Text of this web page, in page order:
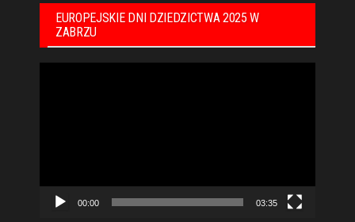
EUROPEJSKIE DNI DZIEDZICTWA 2025 W
ZABRZU
00:00 03:35